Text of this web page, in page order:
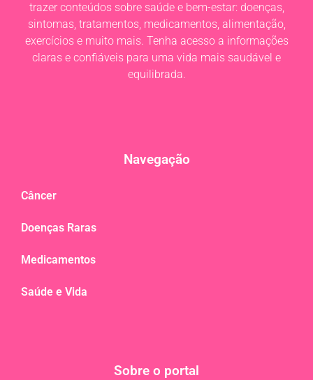
trazer conteúdos sobre saúde e bem-estar: doenças,
sintomas, tratamentos, medicamentos, alimentação,
exercícios e muito mais. Tenha acesso a informações
claras e confiáveis para uma vida mais saudável e
equilibrada.
Navegação
Câncer
Doenças Raras
Medicamentos
Saúde e Vida
Sobre o portal